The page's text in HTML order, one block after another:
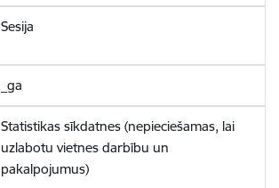
Sesija
_ga
Statistikas sīkdatnes (nepieciešamas, lai
uzlabotu vietnes darbību un
pakalpojumus)